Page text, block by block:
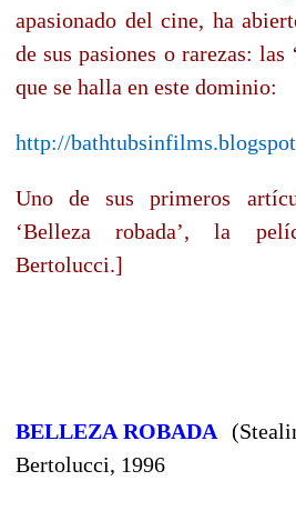
apasionado del cine, ha
de sus pasiones o rarezas: las
que se halla en este dominio:
http://
Uno de sus primeros
‘Belleza robada’, la
Bertolucci.]
BELLEZA ROBADA
Bertolucci, 1996